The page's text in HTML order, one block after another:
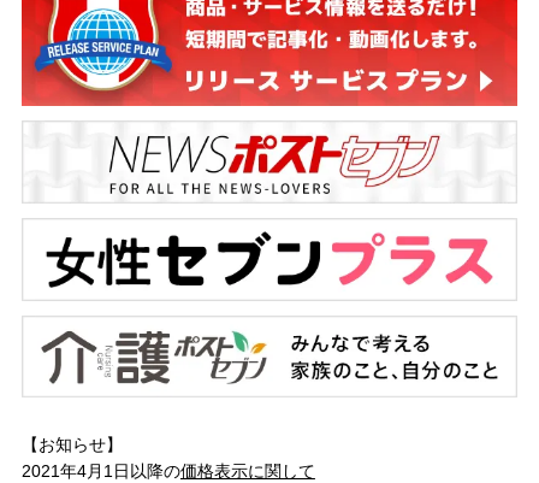
【お知らせ】
2021年4月1日以降の価格表示に関して